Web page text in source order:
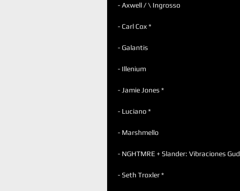
- Axwell / \ Ingrosso
- Carl Cox *
- Galantis
- Illenium
- Jamie Jones *
- Luciano *
- Marshmello
- NGHTMRE + Slander: Vibraciones Gud
- Seth Troxler *